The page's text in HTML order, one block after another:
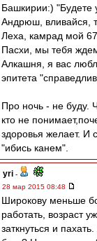
Башкирии:) "Будете
Андрюш, вливайся,
Леха, камрад мой
Пасхи, мы тебя
Алкашня, я вас
эпитета
Про ночь - не буду.
кто не
здоровья желает. И
"ибись канем".
yri -
28 мар 2015 08:48
Широкову меньше
работать, возраст
заткнуться и